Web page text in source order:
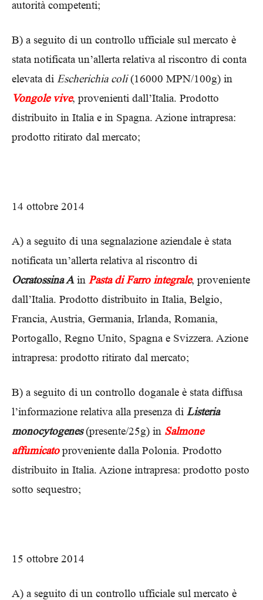
autorità competenti;
B) a seguito di un controllo ufficiale sul mercato è
stata notificata un’allerta relativa al riscontro di conta
elevata di Escherichia coli(16000 MPN/100g) in
Vongole vive, provenienti dall’Italia. Prodotto
distribuito in Italia e in Spagna. Azione intrapresa:
prodotto ritirato dal mercato;
14 ottobre 2014
A) a seguito di una segnalazione aziendale è stata
notificata un’allerta relativa al riscontro di
Ocratossina A in Pasta di Farro integrale, proveniente
dall’Italia. Prodotto distribuito in Italia, Belgio,
Francia, Austria, Germania, Irlanda, Romania,
Portogallo, Regno Unito, Spagna e Svizzera. Azione
intrapresa: prodotto ritirato dal mercato;
B) a seguito di un controllo doganale è stata diffusa
l’informazione relativa alla presenza di Listeria
monocytogenes(presente/25g) in Salmone
affumicatoproveniente dalla Polonia. Prodotto
distribuito in Italia. Azione intrapresa: prodotto posto
sotto sequestro;
15 ottobre 2014
A) a seguito di un controllo ufficiale sul mercato è